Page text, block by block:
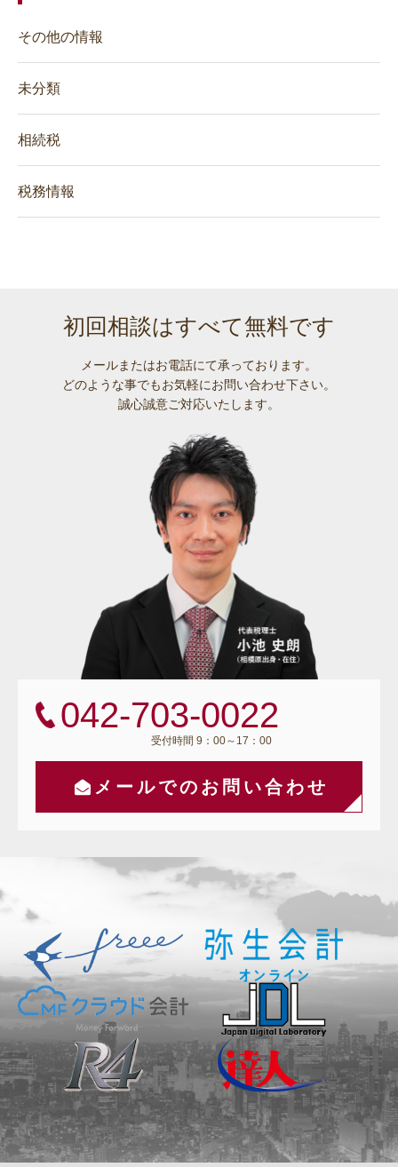
その他の情報
未分類
相続税
税務情報
初回相談はすべて無料です
メールまたはお電話にて承っております。
どのような事でもお気軽にお問い合わせ下さい。
誠心誠意ご対応いたします。
042-703-0022
受付時間 9：00～17：00
メールでのお問い合わせ